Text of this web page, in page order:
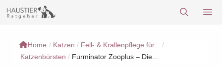
Inhalt
Home / Katzen / Fell- & Krallenpflege für...
/
Katzenbürsten / Furminator Zooplus – Die...